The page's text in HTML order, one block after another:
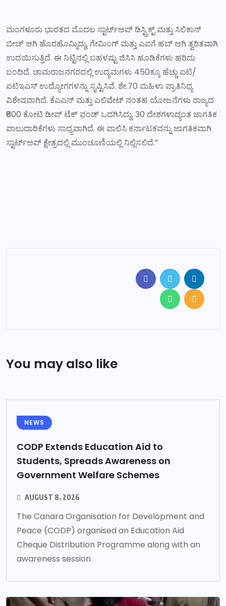
ಮಂಗಳೂರು ಭಾರತದ ಮೊದಲ ಸ್ಟಾರ್ಟ್‌ಅಪ್ ಡಿಸ್ಟ್ರಿಕ್ಟ್ ಮತ್ತು ಸಿಲಿಕಾನ್
ಬೀಚ್ ಆಗಿ ಹೊರಹೊಮ್ಮಿದ್ದು, ಗೇಮಿಂಗ್ ಮತ್ತು ಎಐಗೆ ಹಬ್ ಆಗಿ ತ್ವರಿತವಾಗಿ
ಉದಯಿಸುತ್ತಿದೆ. ಈ ನಿಟ್ಟಿನಲ್ಲಿ ಬಹಳಷ್ಟು ಜಿಸಿಸಿ ಹೂಡಿಕೆಗಳು ಹರಿದು
ಬಂದಿದೆ. ಚಾಮರಾಜನಗರದಲ್ಲಿ ಉದ್ಯಮಗಳು 450ಕ್ಕೂ ಹೆಚ್ಚು ಐಟಿ/
ಐಟಿಇಎಸ್ ಉದ್ಯೋಗಗಳನ್ನು ಸೃಷ್ಟಿಸಿವೆ. ಶೇ.70 ಮಹಿಳಾ ಪ್ರಾತಿನಿಧ್ಯ
ವಿಶೇಷವಾಗಿದೆ. ಕೆಎಎನ್ ಮತ್ತು ಎಲಿವೇಟ್ ನಂತಹ ಯೋಜನೆಗಳು ರಾಜ್ಯದ
₹600 ಕೋಟಿ ಡೀಪ್‌ ಟೆಕ್ ಫಂಡ್ ಒದಗಿಸಿದ್ದು, 30 ದೇಶಗಳಾದ್ಯಂತ ಜಾಗತಿಕ
ಪಾಲುದಾರಿಕೆಗಳು ಸಾಧ್ಯವಾಗಿದೆ. ಈ ಪಾಲಿಸಿ ಕರ್ನಾಟಕವನ್ನು ಜಾಗತಿಕವಾಗಿ
ಸ್ಟಾರ್ಟ್‌ಅಪ್ ಕ್ಷೇತ್ರದಲ್ಲಿ ಮುಂಚೂಣಿಯಲ್ಲಿ ನಿಲ್ಲಿಸಲಿದೆ.”
You may also like
NEWS
CODP Extends Education Aid to
Students, Spreads Awareness on
Government Welfare Schemes
AUGUST 8, 2026
The Canara Organisation for Development and
Peace (CODP) organised an Education Aid
Cheque Distribution Programme along with an
awareness session